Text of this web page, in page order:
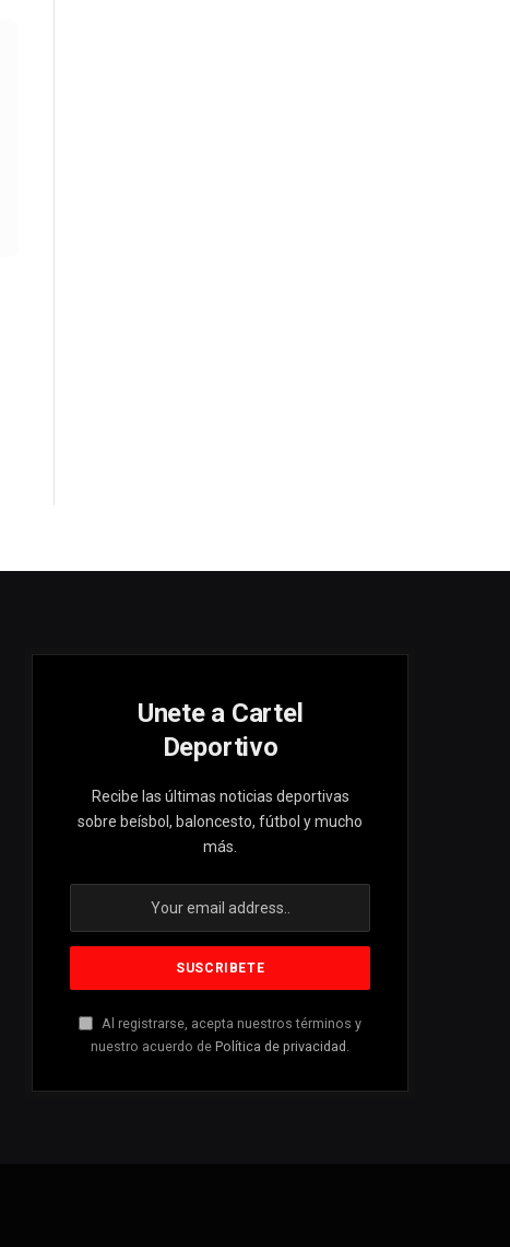
Unete a Cartel
Deportivo
Recibe las últimas noticias deportivas
sobre beísbol, baloncesto, fútbol y mucho
más.
Al registrarse, acepta nuestros términos y
nuestro acuerdo dePolítica de privacidad .